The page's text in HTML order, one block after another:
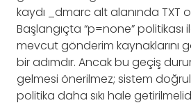
kaydı _dmarc alt alanında TXT
Başlangıçta “p=none”
mevcut gönderim kaynaklarını
bir adımdır. Ancak bu geçiş
gelmesi önerilmez; sistem
politika daha sıkı hale